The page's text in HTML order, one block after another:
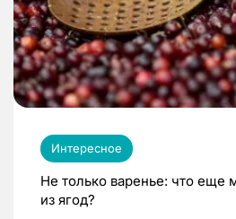
Интересное
Не только варенье: что еще
из ягод?